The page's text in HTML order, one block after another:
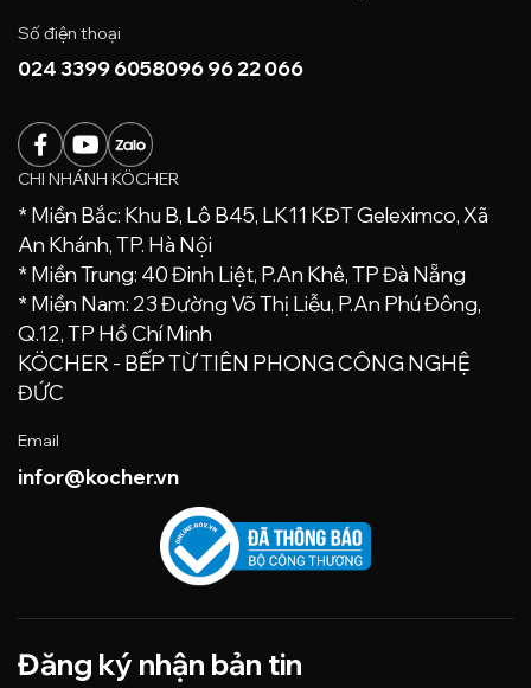
KÖCHER BẾP CHUNG PHƯỜNG
Vincom Tuyên Quang, Thành phố Tuyên Quang
Từ thứ 2 đến thứ 6 (8:30 - 17:00)
CHỈ ĐƯỜNG
KÖCHER BẾP CƯỜNG THỊNH
Số 801 Quang Trung - Phường Quang Trung - Quận
Hà Đông - TP.Hà Nội
024 3399 6058
Từ thứ 2 đến thứ 6 (8:30 - 17:00)
133 Tây Sơn
024 3399 6058
Từ thứ 2 đến thứ 6 (8:30 - 17:00)
Số điện thoại
024 3399 6058096 96 22 066
CHI NHÁNH KÖCHER
* Miền Bắc: Khu B, Lô B45, LK11 KĐT Geleximco, Xã
An Khánh, TP. Hà Nội
* Miền Trung: 40 Đinh Liệt, P.An Khê, TP Đà Nẵng
* Miền Nam: 23 Đường Võ Thị Liễu, P.An Phú Đông,
Q.12, TP Hồ Chí Minh
KÖCHER - BẾP TỪ TIÊN PHONG CÔNG NGHỆ
ĐỨC
Email
infor@kocher.vn
Đăng ký nhận bản tin